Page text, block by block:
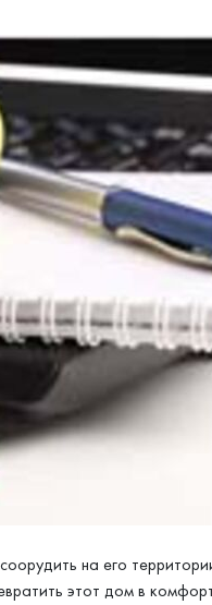
на его
этот дом в